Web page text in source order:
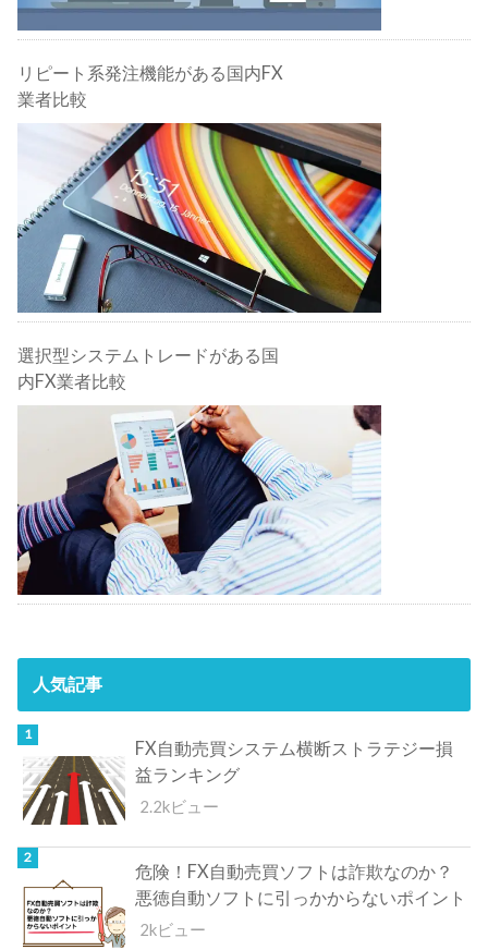
リピート系発注機能がある国内FX
業者比較
選択型システムトレードがある国
内FX業者比較
人気記事
FX自動売買システム横断ストラテジー損
益ランキング
2.2kビュー
危険！FX自動売買ソフトは詐欺なのか？
悪徳自動ソフトに引っかからないポイント
2kビュー